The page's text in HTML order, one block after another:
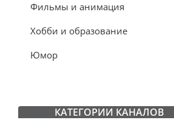
Фильмы и анимация
Хобби и образование
Юмор
КАТЕГОРИИ КАНАЛОВ